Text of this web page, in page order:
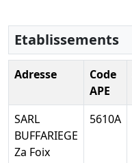
Etablissements
Adresse
Code
APE
SARL
BUFFARIEGE
Za Foix
5610A